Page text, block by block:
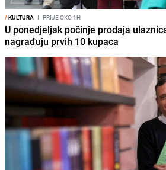
/KULTURA I PRIJE OKO 1H
U ponedjeljak počinje prodaja
nagrađuju prvih 10 kupaca